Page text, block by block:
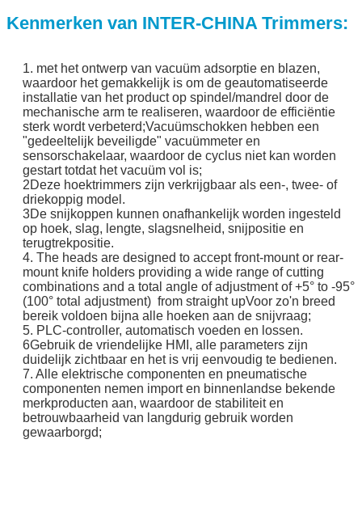
Kenmerken van INTER-CHINA Trimmers:
1. met het ontwerp van vacuüm adsorptie en blazen,
waardoor het gemakkelijk is om de geautomatiseerde
installatie van het product op spindel/mandrel door de
mechanische arm te realiseren, waardoor de efficiëntie
sterk wordt verbeterd;Vacuümschokken hebben een
"gedeeltelijk beveiligde" vacuümmeter en
sensorschakelaar, waardoor de cyclus niet kan worden
gestart totdat het vacuüm vol is;
2Deze hoektrimmers zijn verkrijgbaar als een-, twee- of
driekoppig model.
3De snijkoppen kunnen onafhankelijk worden ingesteld
op hoek, slag, lengte, slagsnelheid, snijpositie en
terugtrekpositie.
4. The heads are designed to accept front-mount or rear-
mount knife holders providing a wide range of cutting
combinations and a total angle of adjustment of +5° to -95°
(100° total adjustment) from straight upVoor zo'n breed
bereik voldoen bijna alle hoeken aan de snijvraag;
5. PLC-controller, automatisch voeden en lossen.
6Gebruik de vriendelijke HMI, alle parameters zijn
duidelijk zichtbaar en het is vrij eenvoudig te bedienen.
7. Alle elektrische componenten en pneumatische
componenten nemen import en binnenlandse bekende
merkproducten aan, waardoor de stabiliteit en
betrouwbaarheid van langdurig gebruik worden
gewaarborgd;